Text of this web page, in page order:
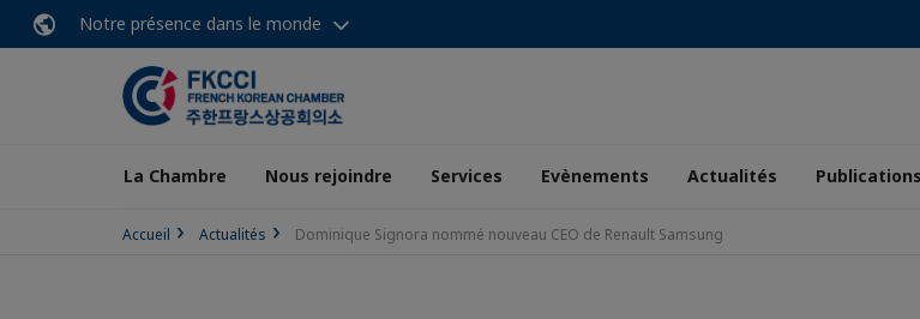
Notre présence dans le monde
La Chambre Nous rejoindre Services Evènements Actualités Publications
Accueil Actualités Dominique Signora nommé nouveau CEO de Renault Samsung